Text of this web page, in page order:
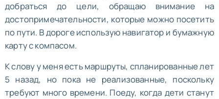
добраться до цели, обращаю внимание на
достопримечательности, которые можно посетить
по пути. В дороге использую навигатор и бумажную
карту с компасом.
К слову у меня есть маршруты, спланированные лет
5 назад, но пока не реализованные, поскольку
требуют много времени. Поеду, когда дети станут